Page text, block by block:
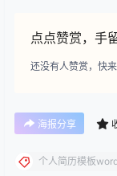
点点赞赏，手
还没有人赞赏，快
海报分享
个人简历模板